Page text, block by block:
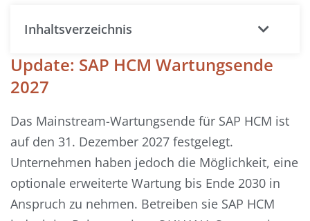
Inhaltsverzeichnis
Update: SAP HCM Wartungsende
2027
Das Mainstream-Wartungsende für SAP HCM ist
auf den 31. Dezember 2027 festgelegt.
Unternehmen haben jedoch die Möglichkeit, eine
optionale erweiterte Wartung bis Ende 2030 in
Anspruch zu nehmen. Betreiben sie SAP HCM